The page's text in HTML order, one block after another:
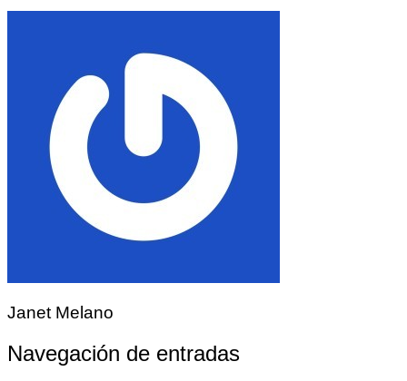
Janet Melano
Navegación de entradas